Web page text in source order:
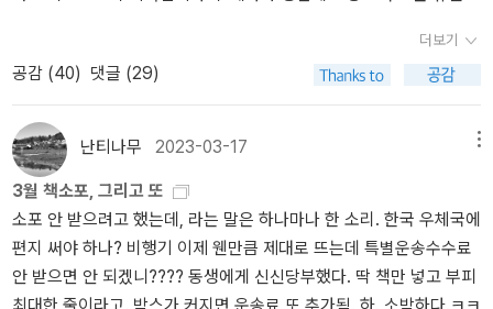
인 장헤령의 의중은 숨김없이 드러난다. 수난은 봉헌의 다른 이름이
구두점으로 집필한 글들에서 이 세상 버려진 모든 여자를 보았다는
들과 고기를 먹는 사람들과 착한 가격과 착한 여자와 착한 사람들이
무엇을 의미하는지도 시인은 날카로운 시선으로 한국 사회를 직시한
다. ​​예쁜 것이 착한 것인지, 과식하고 과소비하는 것이 착한 것인지,
싼 가격이 착한 것인지도 질문하도록 이끈다. 의심조차도 하지 않고
자본주의의 흐름과 언론과 광고, 텔레비전에 멍청하게 눈을 고정한다
면 어떤 결과를 초래하는지도 인지시킨다. 추구하는 것이 무엇인지는
는 걸 알았더라면 바로 참여했을 것이다. 그런데 뒤늦게 골드문트님
리뷰로 이 책이 나온 것을 알게 되었고 그렇게 늦게(?) 부랴부랴 이
책을 구매. 골드문트님에게 땡투했던 것 같은데 잘 받으셨는지. 아고
타 크리스토프 작품집이기도 하지만 만듦새가 예뻐서 무조건 소장각.
클라리시 리스펙토르, <야생의 심장 가까이>클라리시 리스펙토르 책
은 <달걀과 닭>, <G.H.에 따른 수난> 두 권 사두고 몇 편 읽다가 난해
해서 이렇게 집중 못하면서 읽으면 안 돼! 하고 덮어두고는 아직까지
완독 못한 책. 그래서 을유의 암실문고에서 클라리시 리스펙토르 작
품이 계속 나와도 저 두 책부터 읽고 사자, 했는데 결국 이렇게 사고
더보기
공감 (40) 댓글 (29)
난티나무 2023-03-17
3월 책소포, 그리고 또
소포 안 받으려고 했는데, 라는 말은 하나마나 한 소리. 한국 우체국에
편지 써야 하나? 비행기 이제 웬만큼 제대로 뜨는데 특별운송수수료
안 받으면 안 되겠니???? 동생에게 신신당부했다. 딱 책만 넣고 부피
최대한 줄이라고. 박스가 커지면 운송료 또 추가됨. 하. 소박하다.ㅋㅋ